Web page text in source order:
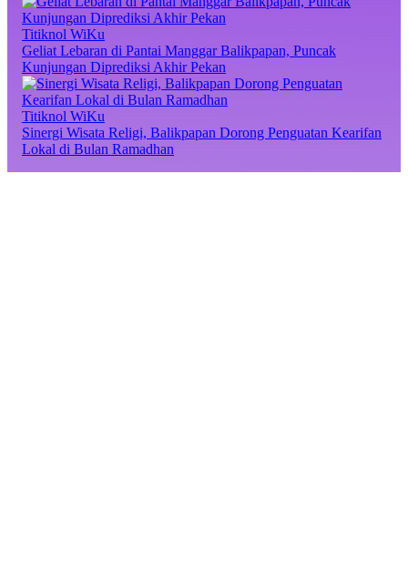
Titiknol WiKu
Geliat Lebaran di Pantai Manggar Balikpapan, Puncak
Kunjungan Diprediksi Akhir Pekan
Titiknol WiKu
Sinergi Wisata Religi, Balikpapan Dorong Penguatan Kearifan
Lokal di Bulan Ramadhan